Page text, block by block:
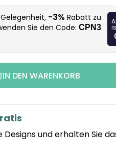
-3% Rabatt zu
Sie den Code: CPN3
IN DEN WARENKORB
Designs und erhalten Sie